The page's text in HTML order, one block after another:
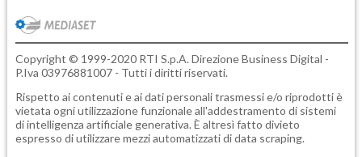
Copyright © 1999-2020 RTI S.p.A. Direzione Business Digital -
P.Iva 03976881007 - Tutti i diritti riservati.
Rispetto ai contenuti e ai dati personali trasmessi e/o riprodotti è
vietata ogni utilizzazione funzionale all'addestramento di sistemi
di intelligenza artificiale generativa. È altresì fatto divieto
espresso di utilizzare mezzi automatizzati di data scraping.